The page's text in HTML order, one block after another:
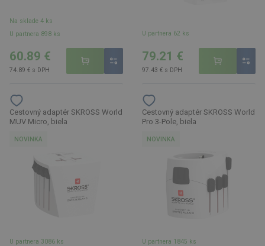
Na sklade 4 ks
U partnera 898 ks
60.89 €
74.89 € s DPH
U partnera 62 ks
79.21 €
97.43 € s DPH
Cestovný adaptér SKROSS World
MUV Micro, biela
NOVINKA
U partnera 3086 ks
Cestovný adaptér SKROSS World
Pro 3-Pole, biela
NOVINKA
U partnera 1845 ks